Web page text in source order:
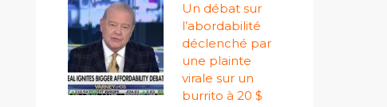
Un débat sur
l’abordabilité
déclenché par
une plainte
virale sur un
burrito à 20 $